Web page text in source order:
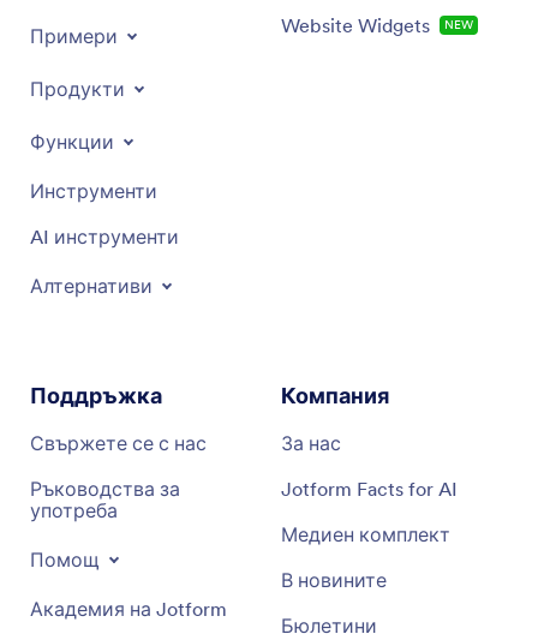
Примери
Продукти
Функции
Инструменти
AI инструменти
Алтернативи
Website Widgets NEW
Поддръжка
Свържете се с нас
Ръководства за
употреба
Помощ
Академия на Jotform
Компания
За нас
Jotform Facts for AI
Медиен комплект
В новините
Бюлетини